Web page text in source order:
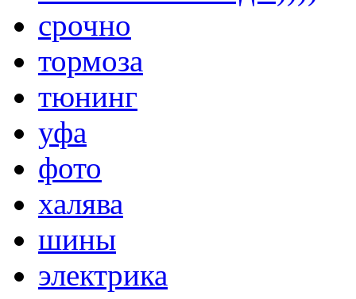
срочно
тормоза
тюнинг
уфа
фото
халява
шины
электрика